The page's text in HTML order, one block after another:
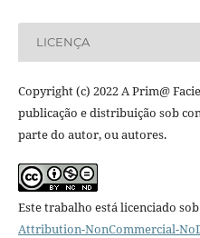
LICENÇA
Copyright (c) 2022 A Prim@
publicação e distribuição sob
parte do autor, ou autores.
Este trabalho está licenciado
Attribution-NonCommercial-